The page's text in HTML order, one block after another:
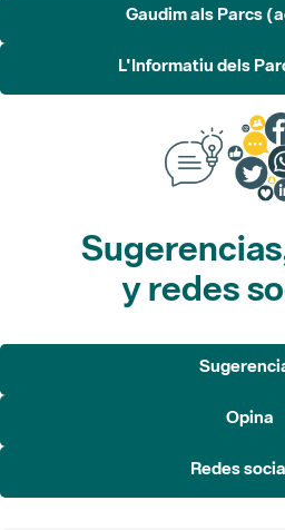
Gaudim als Parcs
L'Informatiu dels
y redes
Opina
Redes